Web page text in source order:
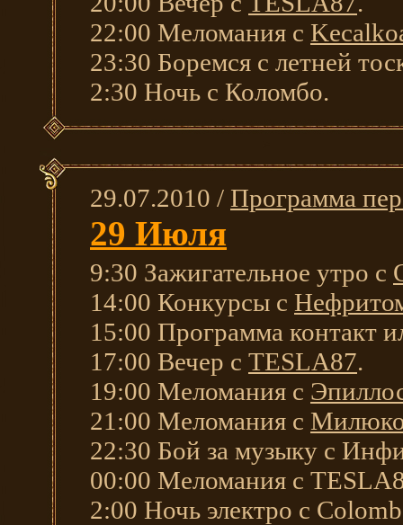
22:00 Меломания с
23:30 Боремся с летней
2:30 Ночь с Коломбо.
29.07.2010 / Программа
29 Июля
9:30 Зажигательное утро с
14:00 Конкурсы с
15:00 Программа контакт
17:00 Вечер с TESLA87.
19:00 Меломания с
21:00 Меломания с
22:30 Бой за музыку с
00:00 Меломания с
2:00 Ночь электро с